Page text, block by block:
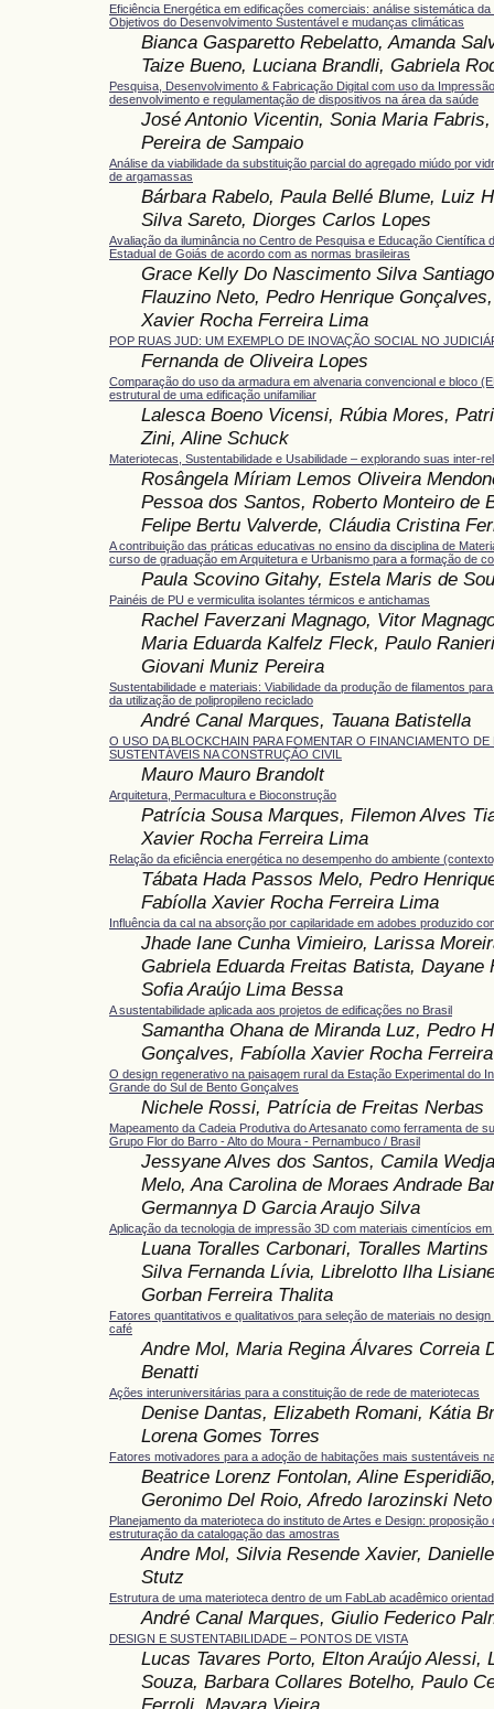
Eficiência Energética em edificações comerciais: análise sistemática
Objetivos do Desenvolvimento Sustentável e mudanças climáticas
Bianca Gasparetto Rebelatto, Amanda
Taize Bueno, Luciana Brandli, Gabriela
Pesquisa, Desenvolvimento & Fabricação Digital com uso da
desenvolvimento e regulamentação de dispositivos na área da saúde
José Antonio Vicentin, Sonia Maria
Pereira de Sampaio
Análise da viabilidade da substituição parcial do agregado miúdo por
de argamassas
Bárbara Rabelo, Paula Bellé Blume, Luiz
Silva Sareto, Diorges Carlos Lopes
Avaliação da iluminância no Centro de Pesquisa e Educação Científica
Estadual de Goiás de acordo com as normas brasileiras
Grace Kelly Do Nascimento Silva
Flauzino Neto, Pedro Henrique
Xavier Rocha Ferreira Lima
POP RUAS JUD: UM EXEMPLO DE INOVAÇÃO SOCIAL NO
Fernanda de Oliveira Lopes
Comparação do uso da armadura em alvenaria convencional e bloco
estrutural de uma edificação unifamiliar
Lalesca Boeno Vicensi, Rúbia Mores,
Zini, Aline Schuck
Materiotecas, Sustentabilidade e Usabilidade – explorando suas inter-
Rosângela Míriam Lemos Oliveira
Pessoa dos Santos, Roberto Monteiro de
Felipe Bertu Valverde, Cláudia Cristina
A contribuição das práticas educativas no ensino da disciplina de
curso de graduação em Arquitetura e Urbanismo para a formação de
Paula Scovino Gitahy, Estela Maris de
Painéis de PU e vermiculita isolantes térmicos e antichamas
Rachel Faverzani Magnago, Vitor
Maria Eduarda Kalfelz Fleck, Paulo
Giovani Muniz Pereira
Sustentabilidade e materiais: Viabilidade da produção de filamentos
da utilização de polipropileno reciclado
André Canal Marques, Tauana Batistella
O USO DA BLOCKCHAIN PARA FOMENTAR O FINANCIAMENTO
SUSTENTÁVEIS NA CONSTRUÇÃO CIVIL
Mauro Mauro Brandolt
Arquitetura, Permacultura e Bioconstrução
Patrícia Sousa Marques, Filemon Alves
Xavier Rocha Ferreira Lima
Relação da eficiência energética no desempenho do ambiente
Tábata Hada Passos Melo, Pedro
Fabíolla Xavier Rocha Ferreira Lima
Influência da cal na absorção por capilaridade em adobes produzido
Jhade Iane Cunha Vimieiro, Larissa
Gabriela Eduarda Freitas Batista, Dayane
Sofia Araújo Lima Bessa
A sustentabilidade aplicada aos projetos de edificações no Brasil
Samantha Ohana de Miranda Luz, Pedro
Gonçalves, Fabíolla Xavier Rocha
O design regenerativo na paisagem rural da Estação Experimental do
Grande do Sul de Bento Gonçalves
Nichele Rossi, Patrícia de Freitas Nerbas
Mapeamento da Cadeia Produtiva do Artesanato como ferramenta de
Grupo Flor do Barro - Alto do Moura - Pernambuco / Brasil
Jessyane Alves dos Santos, Camila
Melo, Ana Carolina de Moraes Andrade
Germannya D Garcia Araujo Silva
Aplicação da tecnologia de impressão 3D com materiais cimentícios
Luana Toralles Carbonari, Toralles
Silva Fernanda Lívia, Librelotto Ilha
Gorban Ferreira Thalita
Fatores quantitativos e qualitativos para seleção de materiais no
café
Andre Mol, Maria Regina Álvares Correia
Benatti
Ações interuniversitárias para a constituição de rede de materiotecas
Denise Dantas, Elizabeth Romani, Kátia
Lorena Gomes Torres
Fatores motivadores para a adoção de habitações mais sustentáveis
Beatrice Lorenz Fontolan, Aline
Geronimo Del Roio, Afredo Iarozinski Neto
Planejamento da materioteca do instituto de Artes e Design: proposição
estruturação da catalogação das amostras
Andre Mol, Silvia Resende Xavier,
Stutz
Estrutura de uma materioteca dentro de um FabLab acadêmico
André Canal Marques, Giulio Federico
DESIGN E SUSTENTABILIDADE – PONTOS DE VISTA
Lucas Tavares Porto, Elton Araújo Alessi,
Souza, Barbara Collares Botelho, Paulo
Ferroli, Mayara Vieira